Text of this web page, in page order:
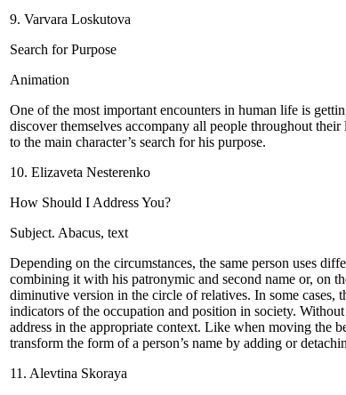
9. Varvara Loskutova
Search for Purpose
Animation
One of the most important encounters in human life is
discover themselves accompany all people throughout their
to the main character’s search for his purpose.
10. Elizaveta Nesterenko
How Should I Address You?
Subject. Abacus, text
Depending on the circumstances, the same person uses
combining it with his patronymic and second name or, on
diminutive version in the circle of relatives. In some cases,
indicators of the occupation and position in society.
address in the appropriate context. Like when moving the
transform the form of a person’s name by adding or
11. Alevtina Skoraya